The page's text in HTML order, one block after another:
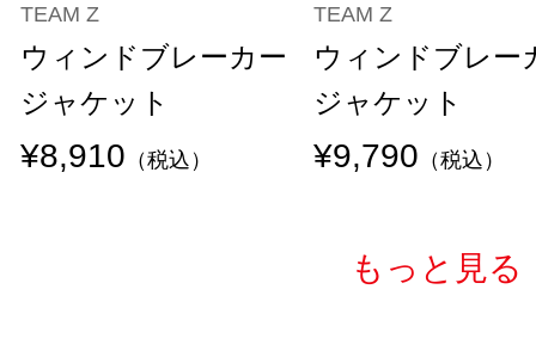
TEAM Z
ウィンドブレーカー
ジャケット
¥8,910 （税込）
TEAM Z
ウィンドブレー
ジャケット
¥9,790 （税込）
もっと見る